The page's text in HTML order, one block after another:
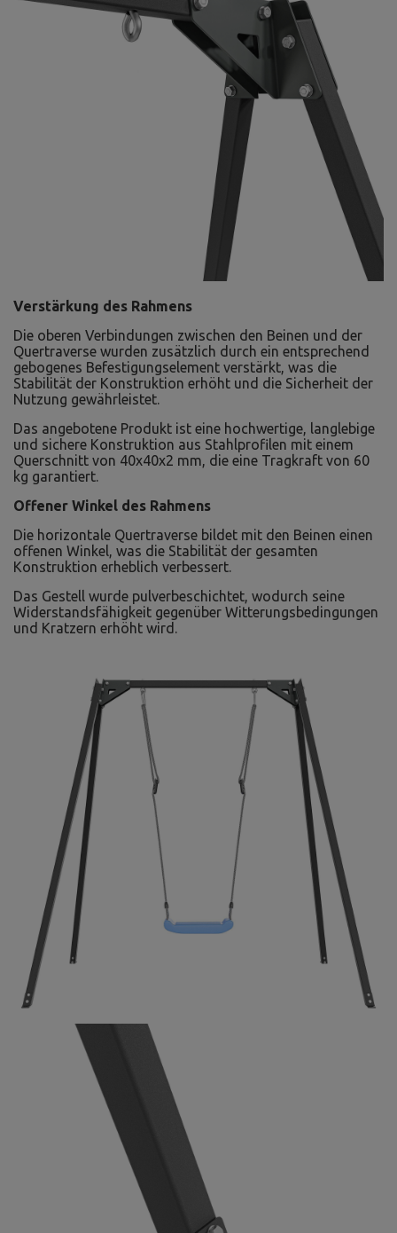
Verstärkung des Rahmens
Die oberen Verbindungen zwischen den Beinen und der
Quertraverse wurden zusätzlich durch ein entsprechend
gebogenes Befestigungselement verstärkt, was die
Stabilität der Konstruktion erhöht und die Sicherheit der
Nutzung gewährleistet.
Das angebotene Produkt ist eine hochwertige, langlebige
und sichere Konstruktion aus Stahlprofilen mit einem
Querschnitt von 40x40x2 mm, die eine Tragkraft von 60
kg garantiert.
Offener Winkel des Rahmens
Die horizontale Quertraverse bildet mit den Beinen einen
offenen Winkel, was die Stabilität der gesamten
Konstruktion erheblich verbessert.
Das Gestell wurde pulverbeschichtet, wodurch seine
Widerstandsfähigkeit gegenüber Witterungsbedingungen
und Kratzern erhöht wird.